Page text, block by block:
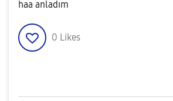
haa anladım
0 Likes